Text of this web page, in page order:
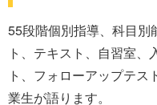
55段階個別指導、科目別
ト、テキスト、自習室
ト、フォローアップテ
業生が語ります。